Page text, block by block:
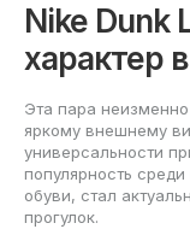
Nike Dunk
характер
Эта пара
яркому внешнему
универсальности
популярность
обуви, стал
прогулок.